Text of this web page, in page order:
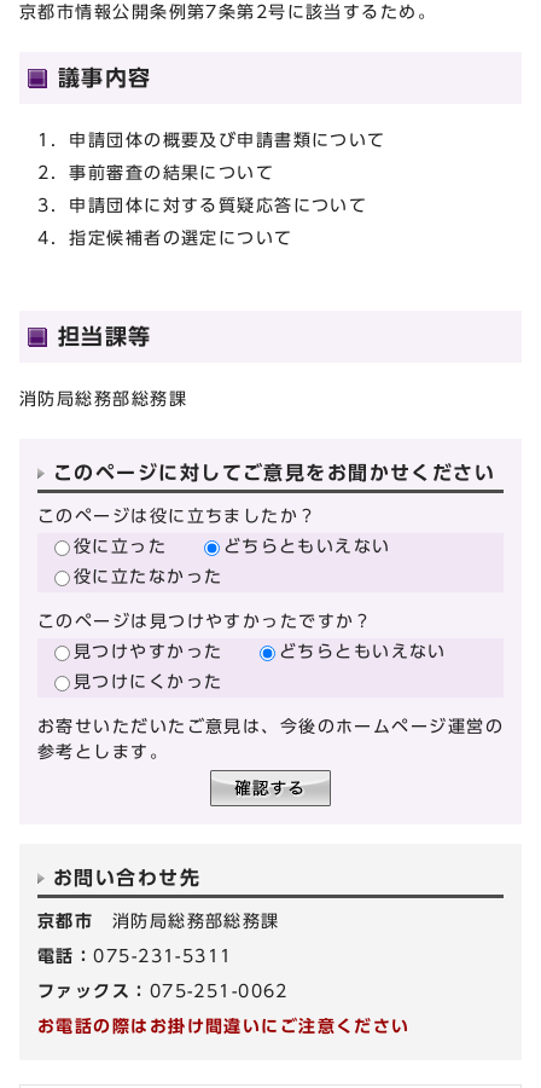
京都市情報公開条例第7条第2号に該当するため。
議事内容
1．申請団体の概要及び申請書類について
2．事前審査の結果について
3．申請団体に対する質疑応答について
4．指定候補者の選定について
担当課等
消防局総務部総務課
このページに対してご意見をお聞かせください
このページは役に立ちましたか？
役に立った
どちらともいえない
役に立たなかった
このページは見つけやすかったですか？
見つけやすかった
どちらともいえない
見つけにくかった
お寄せいただいたご意見は、今後のホームページ運営の
参考とします。
お問い合わせ先
京都市 消防局総務部総務課
電話：075-231-5311
ファックス： 075-251-0062
お電話の際はお掛け間違いにご注意ください